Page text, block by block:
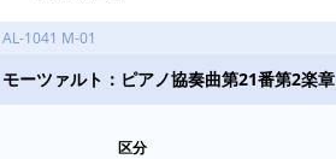
AL-1041 M-01
モーツァルト：ピアノ協奏曲第21番第2楽章
区分